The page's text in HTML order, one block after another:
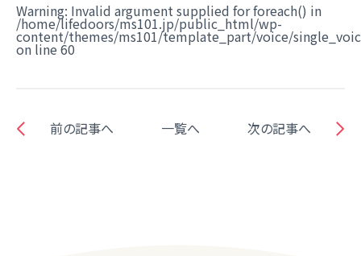
Warning: Invalid argument supplied for foreach() in
/home/lifedoors/ms101.jp/public_html/wp-
content/themes/ms101/template_part/voice/
on line 60
前の記事へ 一覧へ 次の記事へ